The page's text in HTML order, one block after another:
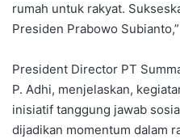
rumah untuk rakyat.
Presiden Prabowo
‎President Director PT
P. Adhi, menjelaskan,
inisiatif tanggung jawab
dijadikan momentum dalam